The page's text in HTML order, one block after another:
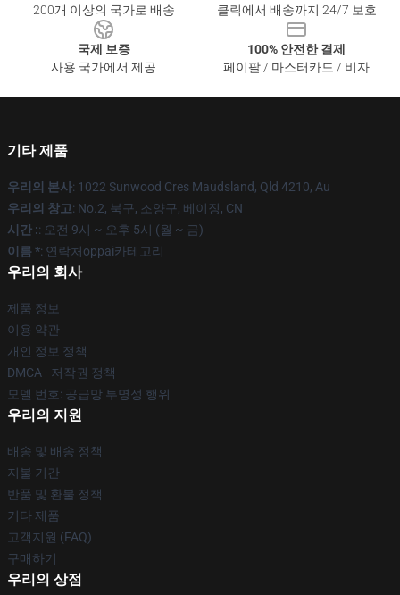
200개 이상의 국가로 배송
클릭에서 배송까지 24/7 보호
국제 보증
사용 국가에서 제공
100% 안전한 결제
페이팔 / 마스터카드 / 비자
기타 제품
우리의 본사: 1022 Sunwood Cres Maudsland, Qld 4210, Au
우리의 창고: No.2, 북구, 조양구, 베이징, CN
시간 :: 오전 9시 ~ 오후 5시 (월 ~ 금)
이름 *: 연락처oppai카테고리
우리의 회사
제품 정보
이용 약관
개인 정보 정책
DMCA - 저작권 정책
모델 번호: 공급망 투명성 행위
우리의 지원
배송 및 배송 정책
지불 기간
반품 및 환불 정책
기타 제품
고객지원 (FAQ)
구매하기
우리의 상점